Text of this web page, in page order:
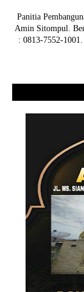
Panitia
Amin Sitompul.
: 0813-7552-